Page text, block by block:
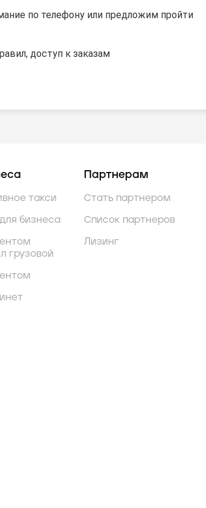
по телефону или предложим пройти
доступ к заказам
такси
бизнеса
грузовой
Партнерам
Стать партнером
Список партнеров
Лизинг